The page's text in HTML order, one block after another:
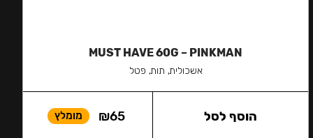
MUST HAVE 60G – PINKMAN
אשכולית, תות, פטל
₪65 מומלץ הוסף לסל